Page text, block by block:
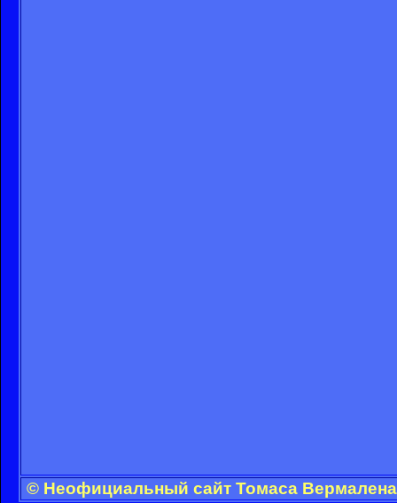
© Неофициальный сайт Томаса